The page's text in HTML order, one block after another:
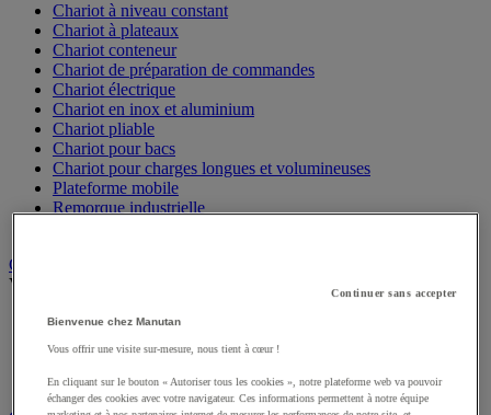
Chariot à niveau constant
Chariot à plateaux
Chariot conteneur
Chariot de préparation de commandes
Chariot électrique
Chariot en inox et aluminium
Chariot pliable
Chariot pour bacs
Chariot pour charges longues et volumineuses
Plateforme mobile
Remorque industrielle
Chauffage, rafraîchisseur et déshumidificateur
Voir toute la catégorie
Chauffage au fuel
Chauffage au gaz
Chauffage électrique
Rafraîchisseur et déshumidificateur
Continuer sans accepter
Bienvenue chez Manutan
Vous offrir une visite sur-mesure, nous tient à cœur !
En cliquant sur le bouton « Autoriser tous les cookies », notre plateforme web va pouvoir
échanger des cookies avec votre navigateur. Ces informations permettent à notre équipe